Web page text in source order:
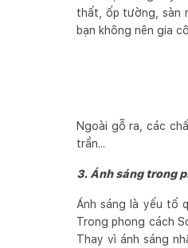
thất, ốp tường, sàn
bạn không nên gia
Ngoài gỗ ra, các
trần...
3. Ánh sáng trong
Ánh sáng là yếu tố
Trong phong cách
Thay vì ánh sáng